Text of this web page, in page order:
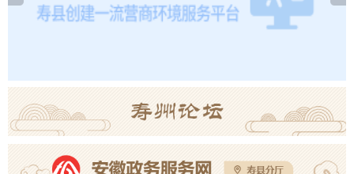
2026年寿县一中新桥校区公开招聘教师体检考察公告 08-05
【曝光·第104期】寿县这些人不戴头盔已被“抓拍”！